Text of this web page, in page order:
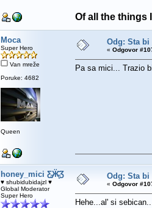
Of all the things
Moca
Super Hero
Van mreže
Poruke: 4682
Queen
Odg: Sta
« Odgovor
Pa sa mici... Trazio
honey_mici Ƹ̵̡Ӝ̵̨̄Ʒ
♥ shubidubidajzl ♥
Global Moderator
Super Hero
Odg: Sta
« Odgovor
Hehe...al' si